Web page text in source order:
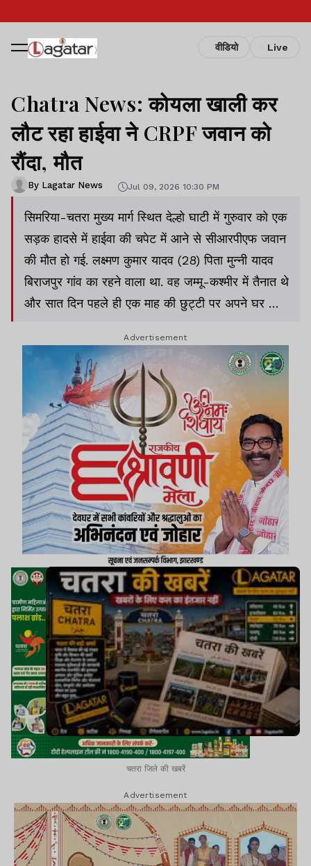
वीडियो Live
Chatra News: कोयला खाली कर
लौट रहा हाईवा ने CRPF जवान को
रौंदा, मौत
By Lagatar News Jul 09, 2026 10:30 PM
सिमरिया-चतरा मुख्य मार्ग स्थित देल्हो घाटी में गुरुवार को एक
सड़क हादसे में हाईवा की चपेट में आने से सीआरपीएफ जवान
की मौत हो गई. लक्ष्मण कुमार यादव (28) पिता मुन्नी यादव
बिराजपुर गांव का रहने वाला था. वह जम्मू-कश्मीर में तैनात थे
और सात दिन पहले ही एक माह की छुट्टी पर अपने घर आए
Advertisement
चतरा जिले की खबरें
Advertisement